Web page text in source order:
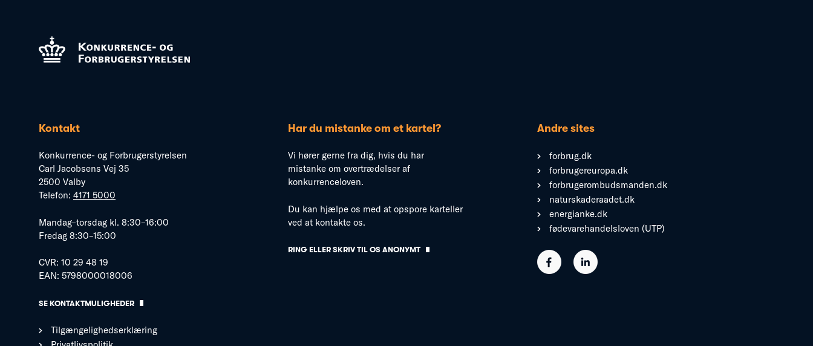
Kontakt
Konkurrence- og Forbrugerstyrelsen
Carl Jacobsens Vej 35
2500 Valby
Telefon: 4171 5000
Mandag–torsdag kl. 8:30–16:00
Fredag 8:30–15:00
CVR: 10 29 48 19
EAN: 5798000018006
SE KONTAKTMULIGHEDER
Tilgængelighedserklæring
Har du mistanke om et kartel?
Vi hører gerne fra dig, hvis du har
mistanke om overtrædelser af
konkurrenceloven.
Du kan hjælpe os med at opspore karteller
ved at kontakte os.
RING ELLER SKRIV TIL OS ANONYMT
Andre sites
forbrug.dk
forbrugereuropa.dk
forbrugerombudsmanden.dk
naturskaderaadet.dk
energianke.dk
fødevarehandelsloven (UTP)